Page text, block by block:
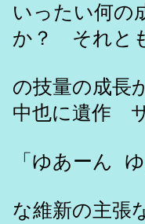
いったい何の
か？ それと
の技量の成
中也に遺作
「ゆあーん
な維新の主張